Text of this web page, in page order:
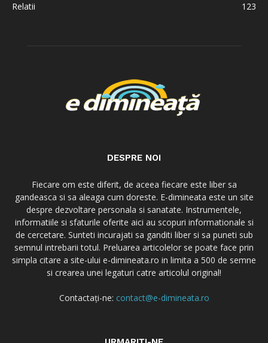
Relatii
123
DESPRE NOI
Fiecare om este diferit, de aceea fiecare este liber sa
gandeasca si sa aleaga cum doreste. E-dimineata este un site
despre dezvoltare personala si sanatate. Instrumentele,
informatiile si sfaturile oferite aici au scopuri informationale si
de cercetare. Sunteti incurajati sa ganditi liber si sa puneti sub
semnul intrebarii totul. Preluarea articolelor se poate face prin
simpla citare a site-ului e-dimineata.ro in limita a 500 de semne
si crearea unei legaturi catre articolul original!
Contactați-ne: contact@e-dimineata.ro